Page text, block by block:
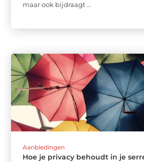
maar ook bijdraagt ...
Aanbiedingen
Hoe je privacy behoudt in je